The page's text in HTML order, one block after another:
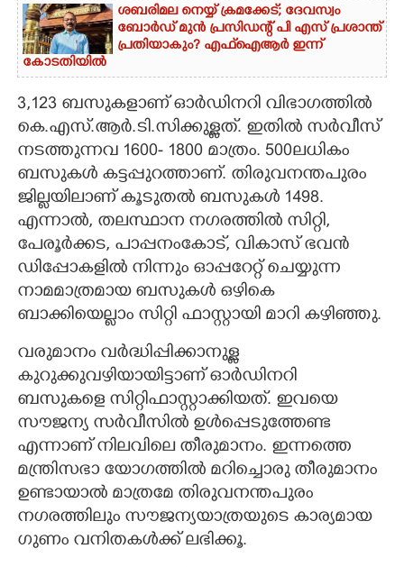
ശബരിമല നെയ്യ് ക്രമക്കേട്; ദേവസ്വം
ബോർഡ് മുൻ പ്രസിഡന്റ് പി എസ് പ്രശാന്ത്
പ്രതിയാകും? എഫ്ഐആർ ഇന്ന്
കോടതിയിൽ
3,123 ബസുകളാണ് ഓർഡിനറി വിഭാഗത്തിൽ
കെ.എസ്.ആർ.ടി.സിക്കുള്ളത്. ഇതിൽ സർവീസ്
നടത്തുന്നവ 1600- 1800 മാത്രം. 500ലധികം
ബസുകൾ കട്ടപ്പുറത്താണ്. തിരുവനന്തപുരം
ജില്ലയിലാണ് കൂടുതൽ ബസുകൾ 1498.
എന്നാൽ, തലസ്ഥാന നഗരത്തിൽ സിറ്റി,
പേരൂർക്കട, പാപ്പനംകോട്, വികാസ് ഭവൻ
ഡിപ്പോകളിൽ നിന്നും ഓപ്പറേറ്റ് ചെയ്യുന്ന
നാമമാത്രമായ ബസുകൾ ഒഴികെ
ബാക്കിയെല്ലാം സിറ്റി ഫാസ്റ്റായി മാറി കഴിഞ്ഞു.
വരുമാനം വർദ്ധിപ്പിക്കാനുള്ള
കുറുക്കുവഴിയായിട്ടാണ് ഓർഡിനറി
ബസുകളെ സിറ്റിഫാസ്റ്റാക്കിയത്. ഇവയെ
സൗജന്യ സർവീസിൽ ഉൾപ്പെടുത്തേണ്ട
എന്നാണ് നിലവിലെ തീരുമാനം. ഇന്നത്തെ
മന്ത്രിസഭാ യോഗത്തിൽ മറിച്ചൊരു തീരുമാനം
ഉണ്ടായാൽ മാത്രമേ തിരുവനന്തപുരം
നഗരത്തിലും സൗജന്യയാത്രയുടെ കാര്യമായ
ഗുണം വനിതകൾക്ക് ലഭിക്കൂ.